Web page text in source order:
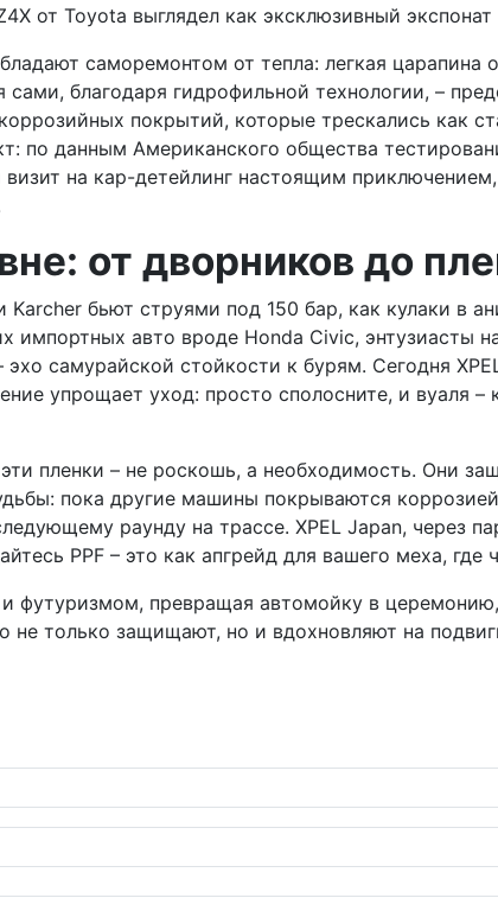
от Toyota выглядел как эксклюзивный
саморемонтом от тепла: легкая
благодаря гидрофильной технологии, –
покрытий, которые трескались как
по данным Американского общества
на кар-детейлинг настоящим
от дворников до
бьют струями под 150 бар, как кулаки в
импортных авто вроде Honda Civic, энтузиасты
самурайской стойкости к бурям. Сегодня
упрощает уход: просто сполосните, и вуаля
пленки – не роскошь, а необходимость. Они
пока другие машины покрываются
раунду на трассе. XPEL Japan, через
PPF – это как апгрейд для вашего меха,
футуризмом, превращая автомойку в
не только защищают, но и вдохновляют на
и экраном размером с планшет